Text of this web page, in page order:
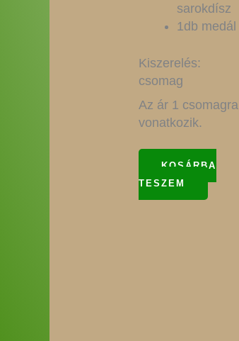
sarokdísz
1db medál
Kiszerelés:
csomag
Az ár 1 csomagra
vonatkozik.
KOSÁRBA
TESZEM